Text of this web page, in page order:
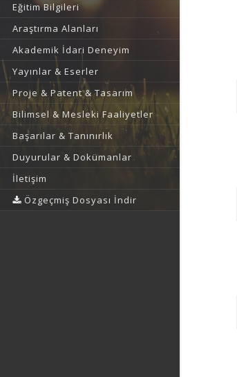
Eğitim Bilgileri
Araştırma Alanları
Akademik İdari Deneyim
Yayınlar & Eserler
Proje & Patent & Tasarım
Bilimsel & Mesleki Faaliyetler
Başarılar & Tanınırlık
Duyurular & Dokümanlar
İletişim
Özgeçmiş Dosyası İndir